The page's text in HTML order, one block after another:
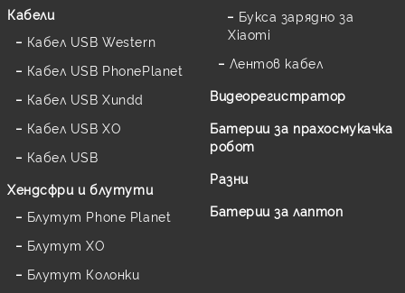
Кабели
Кабел USB Western
Кабел USB PhonePlanet
Кабел USB Xundd
Кабел USB XO
Кабел USB
Хендсфри и блутути
Блутут Phone Planet
Блутут XO
Блутут Колонки
Букса зарядно за
Xiaomi
Лентов кабел
Видеорегистратор
Батерии за прахосмукачка
робот
Разни
Батерии за лаптоп